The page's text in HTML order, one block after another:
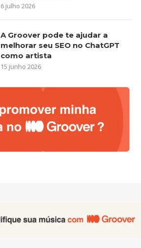
6 julho 2026
A Groover pode te ajudar a
melhorar seu SEO no ChatGPT
como artista
15 junho 2026